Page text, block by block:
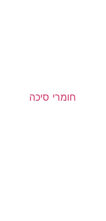
חומרי סיכה